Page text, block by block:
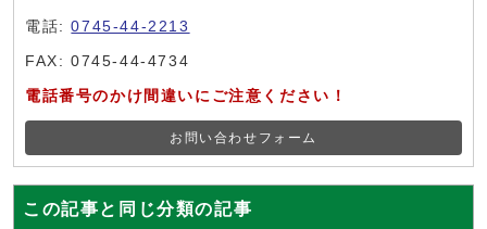
電話:0745-44-2213
FAX: 0745-44-4734
電話番号のかけ間違いにご注意ください！
お問い合わせフォーム
この記事と同じ分類の記事